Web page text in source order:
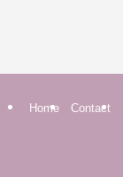
Home Contact